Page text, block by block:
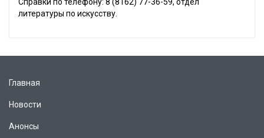
Справки по телефону: 8 (8162) 77-36-59, отдел
литературы по искусству.
Главная
Новости
Анонсы